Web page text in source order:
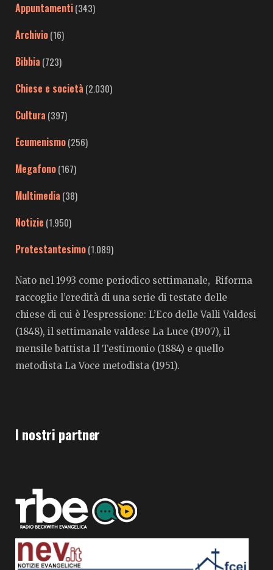
Appuntamenti(343)
Archivio(16)
Bibbia (723)
Chiese e società (2.030)
Cultura (397)
Ecumenismo(256)
Megafono(167)
Multimedia (38)
Notizie (1.950)
Protestantesimo(1.089)
Nato nel 1993 come periodico settimanale, Riforma
raccoglie l’eredità di una serie di testate delle
chiese di cui è l’espressione: L’Eco delle Valli Valdesi
(1848), il settimanale valdese La Luce (1907), il
mensile battista Il Testimonio (1884) e quello
metodista La Voce metodista (1951).
I nostri partner